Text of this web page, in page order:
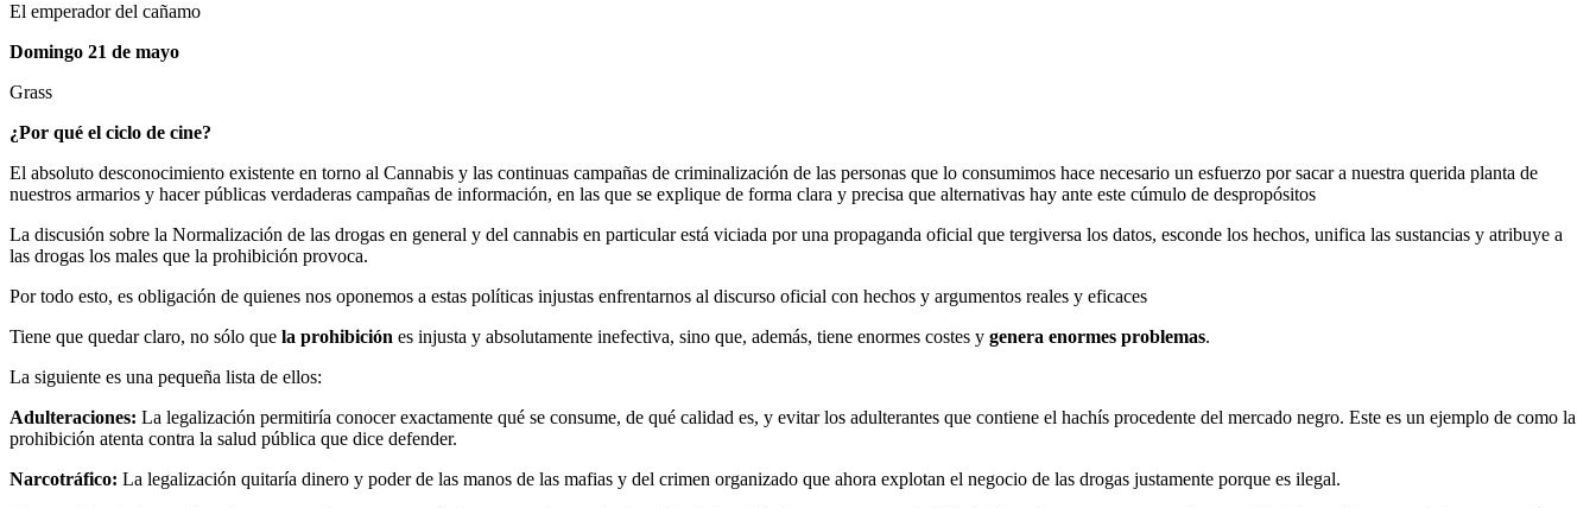
El emperador del cañamo
Domingo 21 de mayo
Grass
¿Por qué el ciclo de cine?
El absoluto desconocimiento existente en torno al Cannabis y las continuas campañas de criminalización de las personas que lo consumimos hace necesario un esfuerzo por sacar a nuestra querida planta de
nuestros armarios y hacer públicas verdaderas campañas de información, en las que se explique de forma clara y precisa que alternativas hay ante este cúmulo de despropósitos
La discusión sobre la Normalización de las drogas en general y del cannabis en particular está viciada por una propaganda oficial que tergiversa los datos, esconde los hechos, unifica las sustancias y atribuye a
las drogas los males que la prohibición provoca.
Por todo esto, es obligación de quienes nos oponemos a estas polí­ticas injustas enfrentarnos al discurso oficial con hechos y argumentos reales y eficaces
Tiene que quedar claro, no sólo que la prohibición es injusta y absolutamente inefectiva, sino que, además, tiene enormes costes y genera enormes problemas.
La siguiente es una pequeña lista de ellos:
Adulteraciones: La legalización permitirí­a conocer exactamente qué se consume, de qué calidad es, y evitar los adulterantes que contiene el hachí­s procedente del mercado negro. Este es un ejemplo de como la
prohibición atenta contra la salud pública que dice defender.
Narcotráfico: La legalización quitarí­a dinero y poder de las manos de las mafias y del crimen organizado que ahora explotan el negocio de las drogas justamente porque es ilegal.